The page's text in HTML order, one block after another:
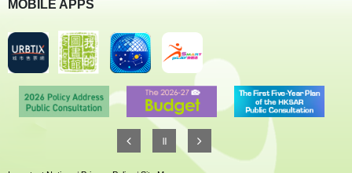
MOBILE APPS